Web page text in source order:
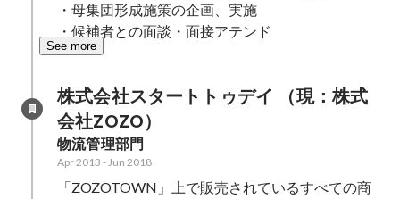
・母集団形成施策の企画、実施
・候補者との面談・面接アテンド
See more
株式会社スタートトゥデイ （現：株式
会社ZOZO）
物流管理部門
Apr 2013 -Jun 2018
「ZOZOTOWN」上で販売されているすべての商